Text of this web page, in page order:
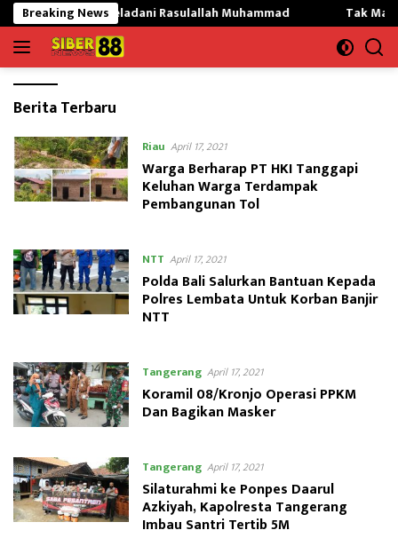
Langsung
ke
konten
Breaking News
Teladani Rasulallah Muhammad Tak Mau
Siber88.co.id
Siber88
News
Berita Terbaru
Riau April 17, 2021
Warga Berharap PT HKI Tanggapi
Keluhan Warga Terdampak
Pembangunan Tol
NTT April 17, 2021
Polda Bali Salurkan Bantuan Kepada
Polres Lembata Untuk Korban Banjir
NTT
Tangerang April 17, 2021
Koramil 08/Kronjo Operasi PPKM
Dan Bagikan Masker
Tangerang April 17, 2021
Silaturahmi ke Ponpes Daarul
Azkiyah, Kapolresta Tangerang
Imbau Santri Tertib 5M